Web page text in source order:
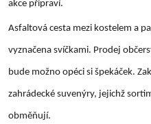
akce připraví.
Asfaltová cesta mezi kostelem a
vyznačena svíčkami. Prodej
bude možno opéci si špekáček.
zahrádecké suvenýry, jejichž
obměňují.